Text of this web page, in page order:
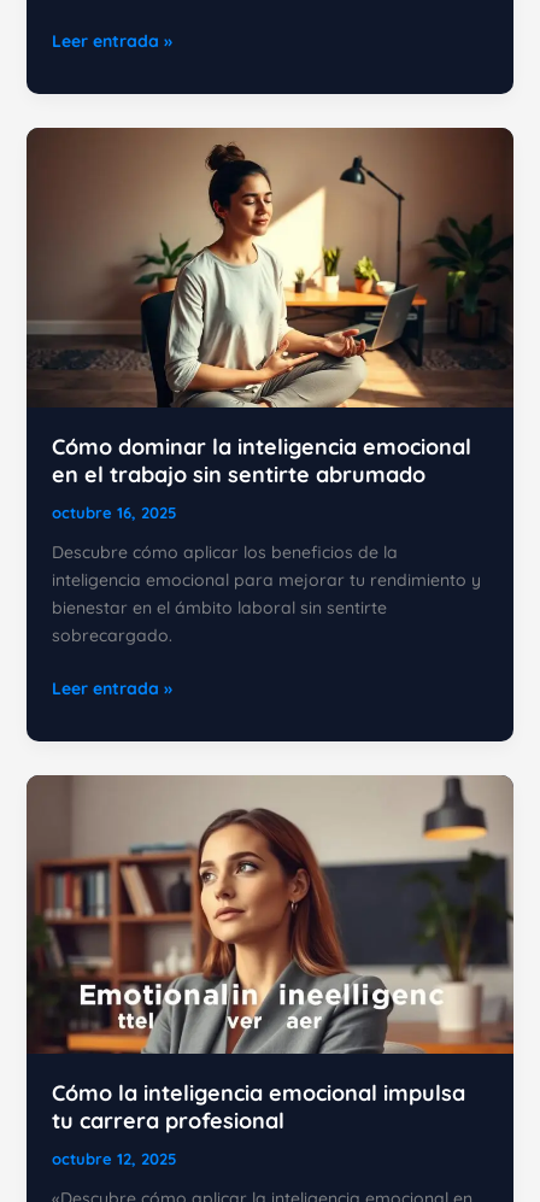
Cómo
Sentido
en
Leer entrada »
Cómo dominar la inteligencia emocional
en el trabajo sin sentirte abrumado
octubre 16, 2025
Descubre cómo aplicar los beneficios de la
inteligencia emocional para mejorar tu rendimiento y
bienestar en el ámbito laboral sin sentirte
sobrecargado.
Cómo
la
inteligencia
trabajo
sin
sentirte
abrumado
Leer entrada »
Cómo la inteligencia emocional impulsa
tu carrera profesional
octubre 12, 2025